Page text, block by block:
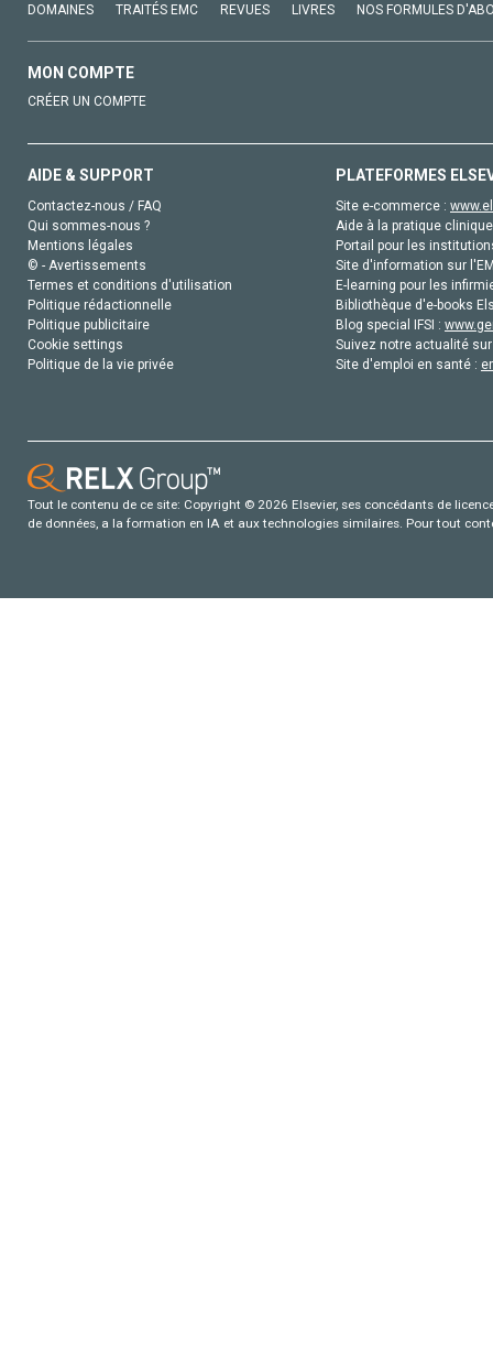
DOMAINES TRAITÉS EMC REVUES LIVRES NOS FORMULES
MON COMPTE
CRÉER UN COMPTE
AIDE & SUPPORT
Contactez-nous / FAQ
Qui sommes-nous ?
Mentions légales
© - Avertissements
Termes et conditions d'utilisation
Politique rédactionnelle
Politique publicitaire
Cookie settings
Politique de la vie privée
PLATEFORMES
Site e-commerce :
Aide à la pratique
Portail pour les
Site d'information sur
E-learning pour les
Bibliothèque d'e-books
Blog special IFSI :
Suivez notre actualité
Site d'emploi en santé :
Tout le contenu de ce site: Copyright © 2026 Elsevier, ses concédants de
de données, a la formation en IA et aux technologies similaires. Pour tout